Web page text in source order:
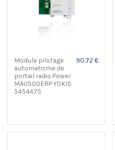
Module pilotage
automatisme de
portail radio Power
MAU500ERP YOKIS
5454475
90,72 €